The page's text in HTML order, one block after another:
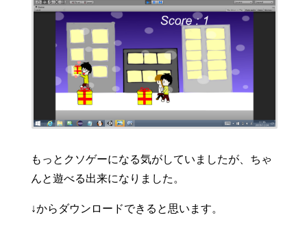
もっとクソゲーになる気がしていましたが、ちゃ
んと遊べる出来になりました。
↓からダウンロードできると思います。